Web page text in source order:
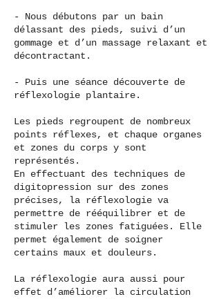
- Nous débutons par un bain
délassant des pieds, suivi d’un
gommage et d’un massage relaxant et
décontractant.
- Puis une séance découverte de
réflexologie plantaire.
Les pieds regroupent de nombreux
points réflexes, et chaque organes
et zones du corps y sont
représentés.
En effectuant des techniques de
digitopression sur des zones
précises, la réflexologie va
permettre de rééquilibrer et de
stimuler les zones fatiguées. Elle
permet également de soigner
certains maux et douleurs.
La réflexologie aura aussi pour
effet d’améliorer la circulation